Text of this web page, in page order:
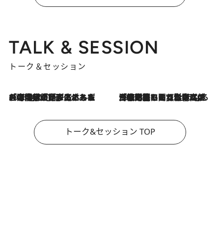
TALK & SESSION
トーク＆セッション
2026.8.3
「今後値上げがあるとすれば…」「リスクがあるのは今年の冬」エネルギー専門家が語る、ホルムズ海峡封鎖が家庭にもたらす“ある心配” 2026.8.3
「住宅建てられない…」「サーチャージ料の高値が続いている」ホルムズ海峡封鎖による影響はいつまで続く？《エネルギー専門家に聞く“どうなる日本の暮らし”》
トーク&セッション TOP